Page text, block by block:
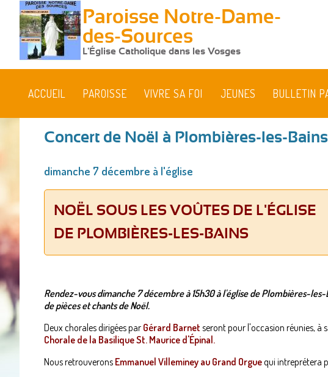
Paroisse Notre-Dame-
des-Sources
L'Église Catholique dans les Vosges
ACCUEIL PAROISSE VIVRE SA FOI JEUNES BULLETIN
êtes
ici
Concert de Noël à Plombières-les-Bains
dimanche 7 décembre à l'église
NOËL SOUS LES VOÛTES DE L'ÉGLISE
DE PLOMBIÈRES-LES-BAINS
Rendez-vous dimanche 7 décembre à 15h30 à l'église de Plombières-
de pièces et chants de Noël.
Deux chorales dirigées par Gérard Barnet seront pour l'occasion réunies, à
Chorale de la Basilique St. Maurice d'Épinal.
Nous retrouverons Emmanuel Villeminey au Grand Orguequi intreprétera